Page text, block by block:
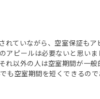
れていながら、空室保証も
アピールは必要ないと思い
れ以外の人は空室期間が一
も空室期間を短くできるの